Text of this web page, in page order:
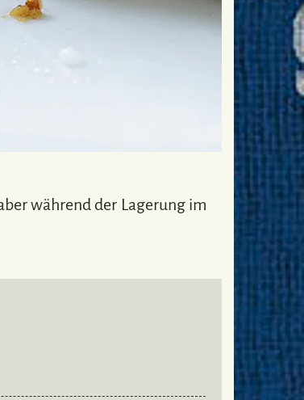
während der Lagerung im